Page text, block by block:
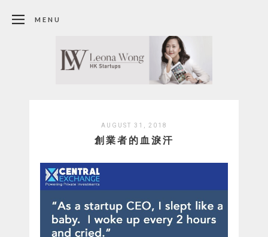
MENU
AUGUST 31, 2018
創業者的血淚汗